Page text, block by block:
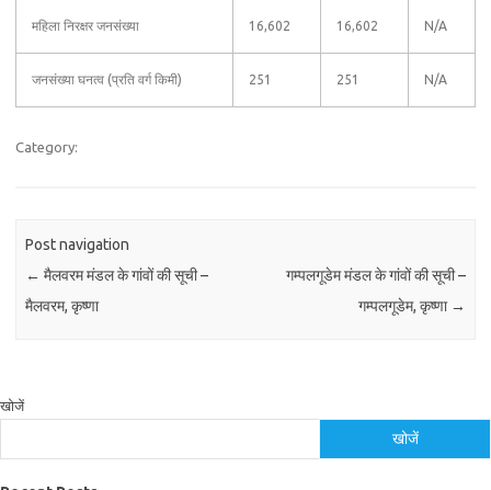
महिला निरक्षर जनसंख्या 16,602 16,602 N/A
जनसंख्या घनत्व (प्रति वर्ग किमी) 251 251 N/A
Category:
Post navigation
← मैलवरम मंडल के गांवों की सूची –
मैलवरम, कृष्णा
गम्पलगूडेम मंडल के गांवों की सूची –
गम्पलगूडेम, कृष्णा →
खोजें
खोजें